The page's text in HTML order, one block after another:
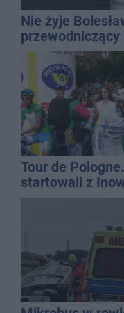
Nie żyje
dyrektor SP 14
Tour de
startowali z